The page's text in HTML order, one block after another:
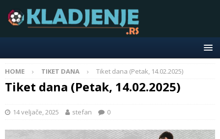
HOME TIKET DANA Tiket dana (Petak, 14.02.2025)
Tiket dana (Petak, 14.02.2025)
14 veljače, 2025 stefan 0